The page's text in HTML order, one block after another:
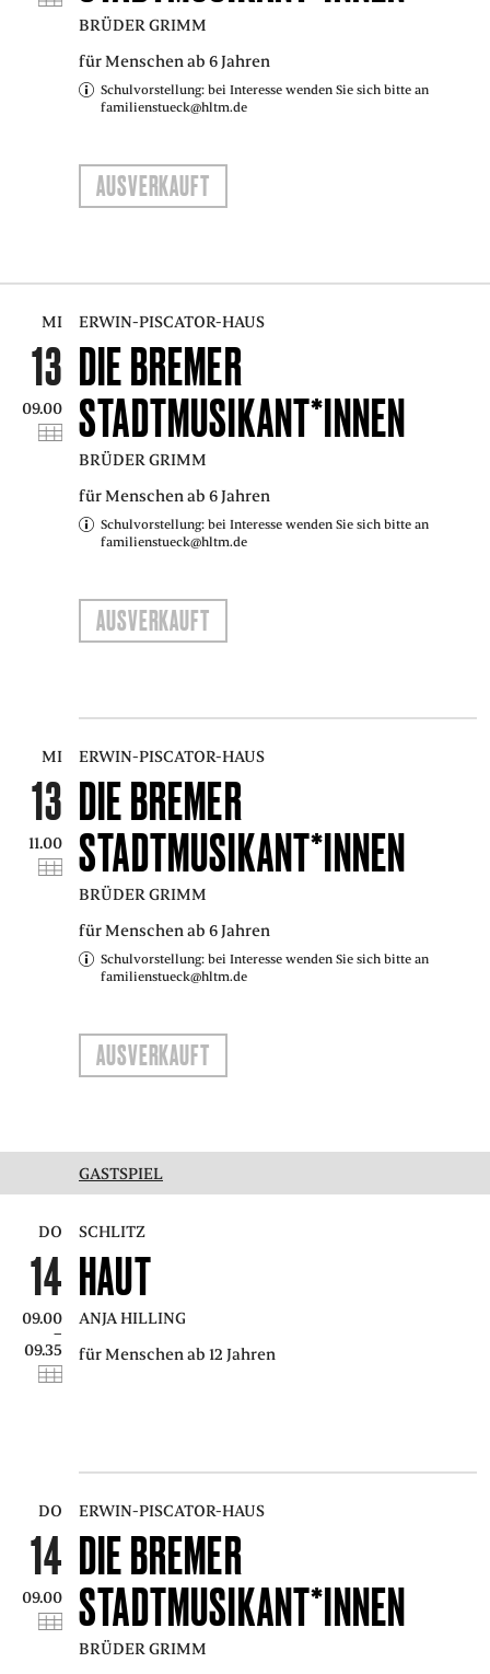
BRÜDER GRIMM
für Menschen ab 6 Jahren
Schulvorstellung: bei Interesse wenden Sie sich bitte an
familienstueck@hltm.de
AUSVERKAUFT
MI
13
09.00
ERWIN-PISCATOR-HAUS
DIE BREMER
STADTMUSIKANT*INNEN
BRÜDER GRIMM
für Menschen ab 6 Jahren
Schulvorstellung: bei Interesse wenden Sie sich bitte an
familienstueck@hltm.de
AUSVERKAUFT
MI
13
11.00
ERWIN-PISCATOR-HAUS
DIE BREMER
STADTMUSIKANT*INNEN
BRÜDER GRIMM
für Menschen ab 6 Jahren
Schulvorstellung: bei Interesse wenden Sie sich bitte an
familienstueck@hltm.de
AUSVERKAUFT
GASTSPIEL
DO
14
09.00
–
09.35
SCHLITZ
HAUT
ANJA HILLING
für Menschen ab 12 Jahren
DO
14
09.00
ERWIN-PISCATOR-HAUS
DIE BREMER
STADTMUSIKANT*INNEN
BRÜDER GRIMM